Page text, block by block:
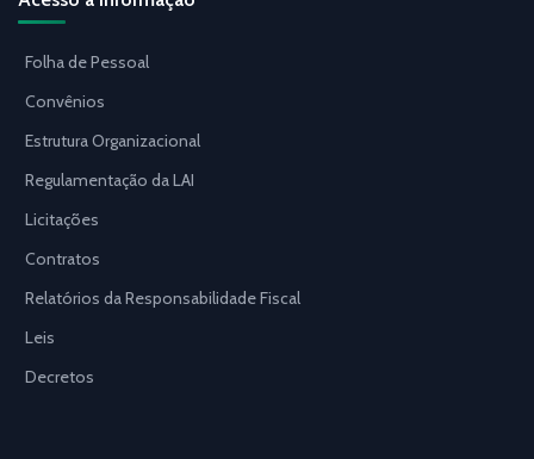
Folha de Pessoal
Convênios
Estrutura Organizacional
Regulamentação da LAI
Licitações
Contratos
Relatórios da Responsabilidade Fiscal
Leis
Decretos